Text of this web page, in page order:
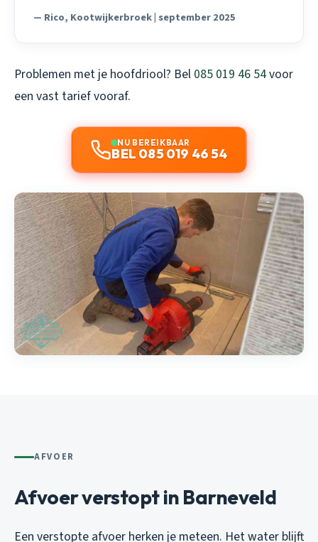
— Rico, Kootwijkerbroek | september 2025
Problemen met je hoofdriool? Bel 085 019 46 54voor
een vast tarief vooraf.
NU BEREIKBAAR
BEL 085 019 46 54
AFVOER
Afvoer verstopt in Barneveld
Een verstopte afvoer herken je meteen. Het water blijft